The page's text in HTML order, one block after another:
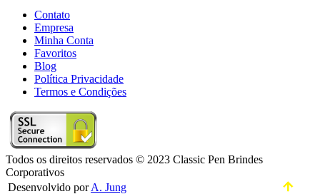
Contato
Empresa
Minha Conta
Favoritos
Blog
Política Privacidade
Termos e Condições
Todos os direitos reservados © 2023 Classic Pen Brindes
Corporativos
Desenvolvido porA. Jung